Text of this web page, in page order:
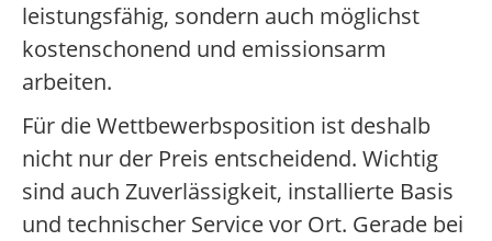
leistungsfähig, sondern auch möglichst
kostenschonend und emissionsarm
arbeiten.
Für die Wettbewerbsposition ist deshalb
nicht nur der Preis entscheidend. Wichtig
sind auch Zuverlässigkeit, installierte Basis
und technischer Service vor Ort. Gerade bei